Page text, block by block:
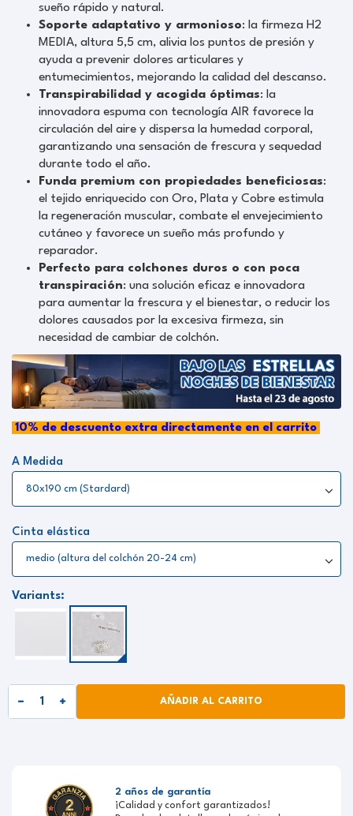
sueño rápido y natural.
Soporte adaptativo y armonioso: la firmeza H2
MEDIA, altura 5,5 cm, alivia los puntos de presión y
ayuda a prevenir dolores articulares y
entumecimientos, mejorando la calidad del descanso.
Transpirabilidad y acogida óptimas: la
innovadora espuma con tecnología AIR favorece la
circulación del aire y dispersa la humedad corporal,
garantizando una sensación de frescura y sequedad
durante todo el año.
Funda premium con propiedades beneficiosas:
el tejido enriquecido con Oro, Plata y Cobre estimula
la regeneración muscular, combate el envejecimiento
cutáneo y favorece un sueño más profundo y
reparador.
Perfecto para colchones duros o con poca
transpiración: una solución eficaz e innovadora
para aumentar la frescura y el bienestar, o reducir los
dolores causados por la excesiva firmeza, sin
necesidad de cambiar de colchón.
10% de descuento extra directamente en el carrito
A Medida
Cinta elástica
Variants:
AÑADIR AL CARRITO
2 años de garantía
¡Calidad y confort garantizados!